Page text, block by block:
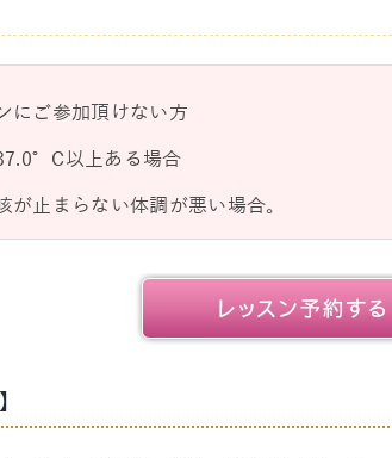
にご参加頂けない方
以上ある場合
が止まらない体調が悪い場合。